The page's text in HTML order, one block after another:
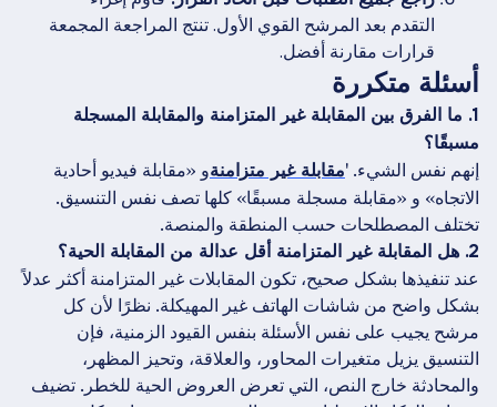
التقدم بعد المرشح القوي الأول. تنتج المراجعة المجمعة
قرارات مقارنة أفضل.
أسئلة متكررة
1. ما الفرق بين المقابلة غير المتزامنة والمقابلة المسجلة
مسبقًا؟
إنهم نفس الشيء. 'مقابلة غير متزامنةو «مقابلة فيديو أحادية
الاتجاه» و «مقابلة مسجلة مسبقًا» كلها تصف نفس التنسيق.
تختلف المصطلحات حسب المنطقة والمنصة.
عند تنفيذها بشكل صحيح، تكون المقابلات غير المتزامنة أكثر عدلاً
بشكل واضح من شاشات الهاتف غير المهيكلة. نظرًا لأن كل
مرشح يجيب على نفس الأسئلة بنفس القيود الزمنية، فإن
التنسيق يزيل متغيرات المحاور، والعلاقة، وتحيز المظهر،
والمحادثة خارج النص، التي تعرض العروض الحية للخطر. تضيف